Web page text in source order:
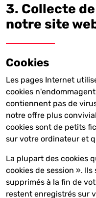
3. Collecte
notre site
Cookies
Les pages Internet
cookies
contiennent pas de
notre offre plus
cookies sont de petits
sur votre ordinateur et
La plupart des cookies
cookies de session ».
supprimés à la fin de
restent enregistrés sur